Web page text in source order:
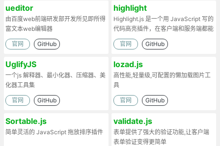
ueditor
由百度web前端研发部开发所见即所得
富文本web编辑器
官网 GitHub
highlight
Highlight.js 是一个用 JavaScript 写的
代码高亮插件，在客户端和服务端都能
工作。
官网 GitHub
UglifyJS
一个js 解释器、最小化器、压缩器、美
化器工具集
官网 GitHub
lozad.js
高性能,轻量级,可配置的懒加载图片工
具
官网 GitHub
Sortable.js
简单灵活的 JavaScript 拖放排序插件
validate.js
表单提供了强大的验证功能,让客户端
表单验证变得更简单